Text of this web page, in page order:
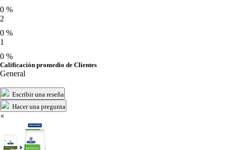
0 %
2
0 %
1
0 %
Calificación promedio de Clientes
General
Escribir una reseña
Hacer una pregunta
×